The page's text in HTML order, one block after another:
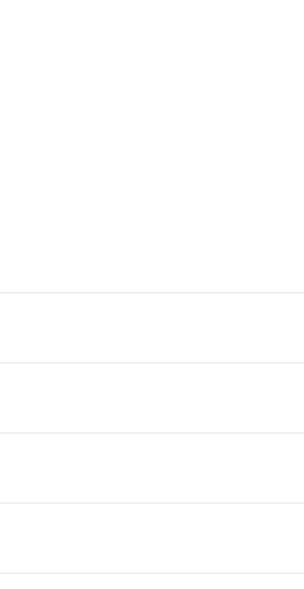
için kullanılan
çatılar için en yaygın
Üreticiler, çeliği Çatı Sacı ve